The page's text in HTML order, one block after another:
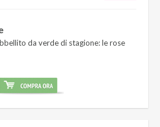
da verde di stagione: le rose